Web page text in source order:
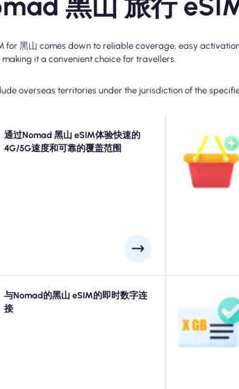
for 黑山 comes down to reliable coverage, easy
it a convenient choice for travellers.
overseas territories under the jurisdiction of the
通过Nomad 黑山 eSIM体验快速的
4G/5G速度和可靠的覆盖范围
与Nomad的黑山旅游eSIM。 请检查
以了解特定的网络可用性和速度，因
围可能因一天中的位置和时间而异。
需要更多数
上购买一
当您的初始计
与Nomad的黑山 eSIM的即时数字连
接
理sim卡。从您的设备立即激活您的
以实现快速4G/5G连接。一到机场就
前往科托尔,
的黑山
求，并具有
手